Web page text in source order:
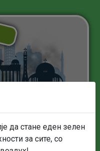
да стане еден зелен
за сите, со